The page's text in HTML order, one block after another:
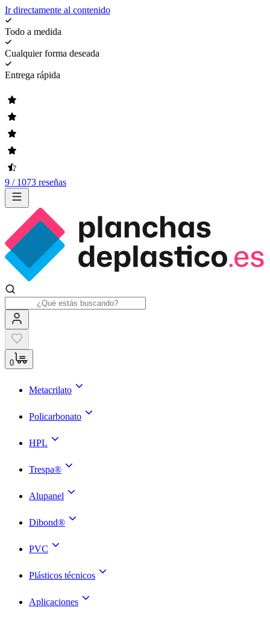
Ir directamente al contenido
Todo a medida
Cualquier forma deseada
Entrega rápida
9 / 1073 reseñas
0
Metacrilato
Policarbonato
HPL
Trespa®
Alupanel
Dibond®
PVC
Plásticos técnicos
Aplicaciones